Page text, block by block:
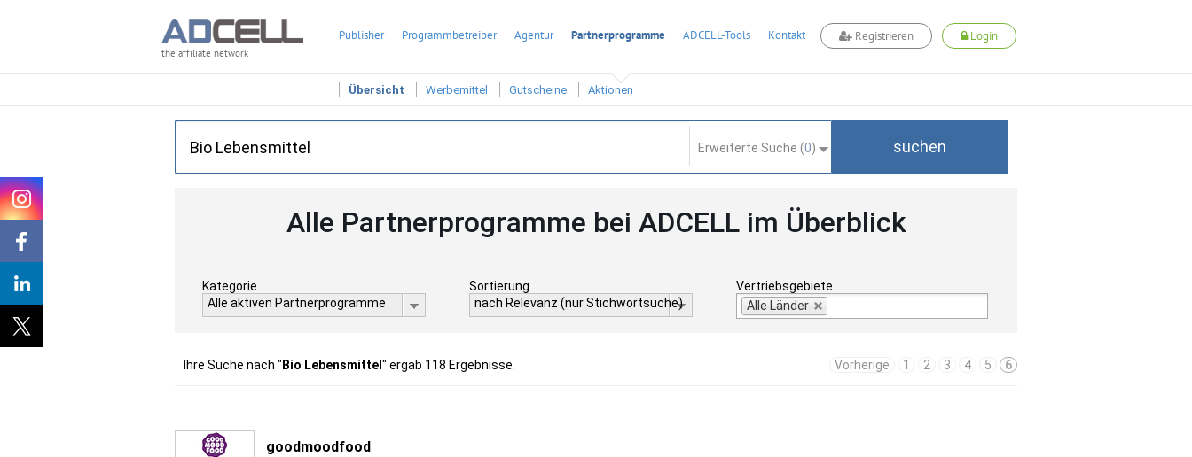
the affiliate network
Publisher Programmbetreiber Agentur Partnerprogramme ADCELL-Tools Kontakt Registrieren Login
Übersicht Werbemittel Gutscheine Aktionen
Erweiterte Suche (0) suchen
Alle Partnerprogramme bei ADCELL im Überblick
Kategorie
Alle aktiven Partnerprogramme
Sortierung
nach Relevanz (nur Stichwortsuche)
Vertriebsgebiete
Alle Länder
Ihre Suche nach " Bio Lebensmittel " ergab 118 Ergebnisse. Vorherige 1 2 3 4 5 6
goodmoodfood